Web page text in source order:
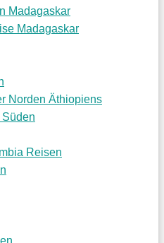
Madagaskar
Madagaskar
Norden Äthiopiens
Reisen